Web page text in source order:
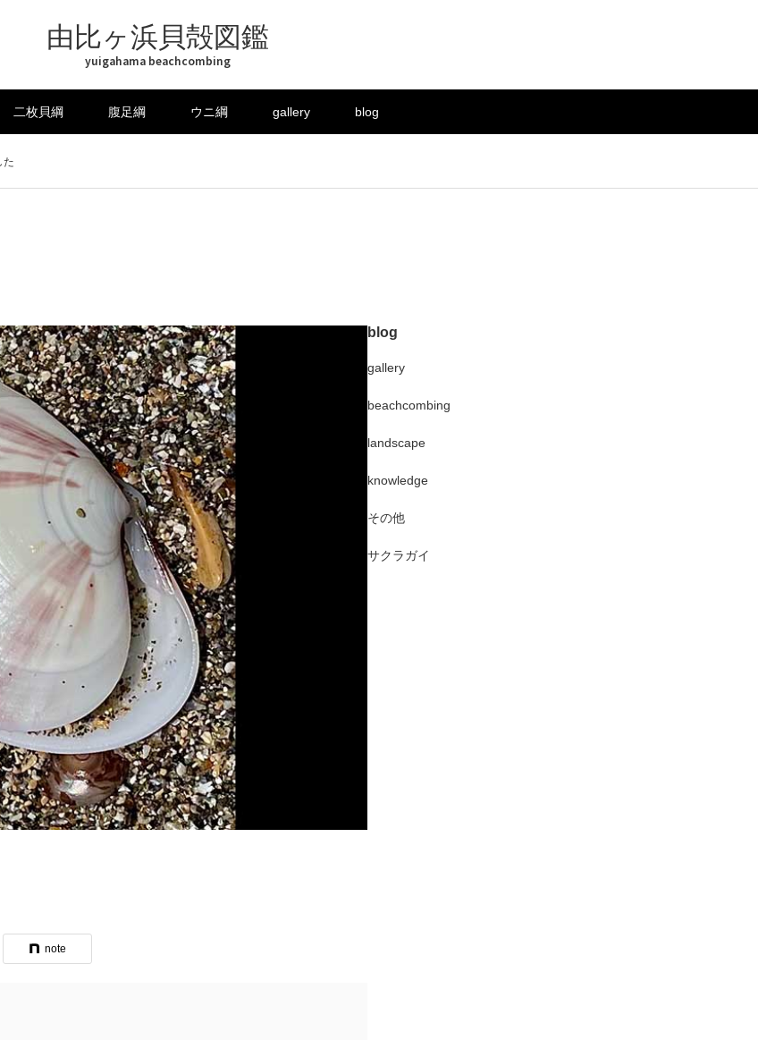
由比ヶ浜貝殻図鑑
yuigahama beachcombing
二枚貝綱 腹足綱 ウニ綱 gallery blog
た
note
blog
gallery
beachcombing
landscape
knowledge
その他
サクラガイ